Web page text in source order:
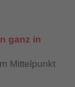
ganz in
Mittelpunkt